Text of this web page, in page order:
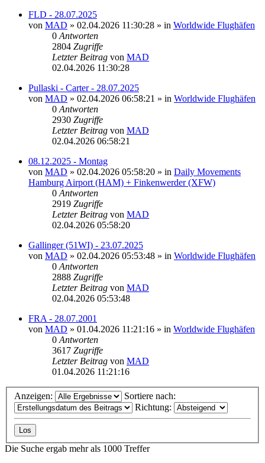
FLD - 28.07.2025
von MAD » 02.04.2026 11:30:28 » in Worldwide Flughäfen
0 Antworten
2804 Zugriffe
Letzter Beitrag von MAD
02.04.2026 11:30:28
Pullaski - Carter - 28.07.2025
von MAD » 02.04.2026 06:58:21 » in Worldwide Flughäfen
0 Antworten
2930 Zugriffe
Letzter Beitrag von MAD
02.04.2026 06:58:21
08.12.2025 - Montag
von MAD » 02.04.2026 05:58:20 » in Daily Movements
Hamburg Airport (HAM) + Finkenwerder (XFW)
0 Antworten
2919 Zugriffe
Letzter Beitrag von MAD
02.04.2026 05:58:20
Gallinger (51WI) - 23.07.2025
von MAD » 02.04.2026 05:53:48 » in Worldwide Flughäfen
0 Antworten
2888 Zugriffe
Letzter Beitrag von MAD
02.04.2026 05:53:48
FRA - 28.07.2001
von MAD » 01.04.2026 11:21:16 » in Worldwide Flughäfen
0 Antworten
3617 Zugriffe
Letzter Beitrag von MAD
01.04.2026 11:21:16
Anzeigen:
Sortiere nach:
Richtung:
Die Suche ergab mehr als 1000 Treffer